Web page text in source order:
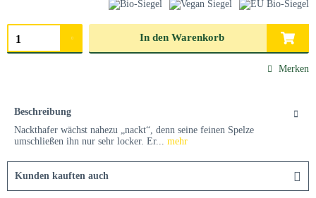
Menge auswählen
In den Warenkorb
Merken
Beschreibung
Nackthafer wächst nahezu „nackt“, denn seine feinen Spelze
umschließen ihn nur sehr locker. Er... mehr
Kunden kauften auch